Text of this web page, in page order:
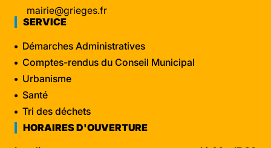
mairie@grieges.fr
SERVICE
Démarches Administratives
Comptes-rendus du Conseil Municipal
Urbanisme
Santé
Tri des déchets
HORAIRES D'OUVERTURE